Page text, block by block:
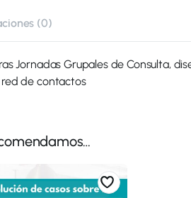
(0)
Jornadas Grupales de Consulta,
de contactos